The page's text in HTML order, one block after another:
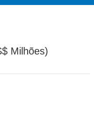
Milhões)